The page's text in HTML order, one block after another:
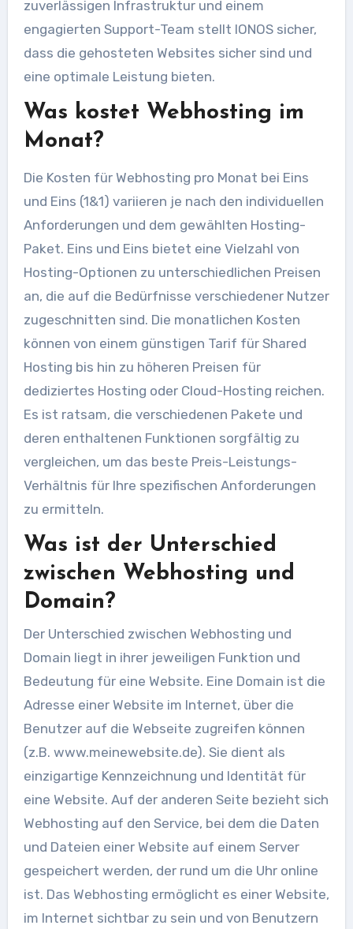
zuverlässigen Infrastruktur und einem
engagierten Support-Team stellt IONOS sicher,
dass die gehosteten Websites sicher sind und
eine optimale Leistung bieten.
Was kostet Webhosting im
Monat?
Die Kosten für Webhosting pro Monat bei Eins
und Eins (1&1) variieren je nach den individuellen
Anforderungen und dem gewählten Hosting-
Paket. Eins und Eins bietet eine Vielzahl von
Hosting-Optionen zu unterschiedlichen Preisen
an, die auf die Bedürfnisse verschiedener Nutzer
zugeschnitten sind. Die monatlichen Kosten
können von einem günstigen Tarif für Shared
Hosting bis hin zu höheren Preisen für
dediziertes Hosting oder Cloud-Hosting reichen.
Es ist ratsam, die verschiedenen Pakete und
deren enthaltenen Funktionen sorgfältig zu
vergleichen, um das beste Preis-Leistungs-
Verhältnis für Ihre spezifischen Anforderungen
zu ermitteln.
Was ist der Unterschied
zwischen Webhosting und
Domain?
Der Unterschied zwischen Webhosting und
Domain liegt in ihrer jeweiligen Funktion und
Bedeutung für eine Website. Eine Domain ist die
Adresse einer Website im Internet, über die
Benutzer auf die Webseite zugreifen können
(z.B. www.meinewebsite.de). Sie dient als
einzigartige Kennzeichnung und Identität für
eine Website. Auf der anderen Seite bezieht sich
Webhosting auf den Service, bei dem die Daten
und Dateien einer Website auf einem Server
gespeichert werden, der rund um die Uhr online
ist. Das Webhosting ermöglicht es einer Website,
im Internet sichtbar zu sein und von Benutzern